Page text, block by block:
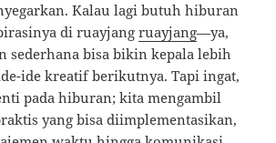
Kalau lagi butuh hiburan
di ruayjangruayjang—ya,
sederhana bisa bikin kepala lebih
ide kreatif berikutnya. Tapi ingat,
pada hiburan; kita mengambil
yang bisa diimplementasikan,